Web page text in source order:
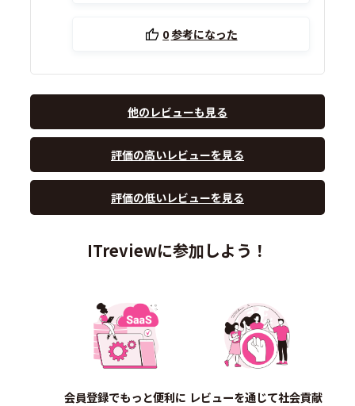
0参考になった
他のレビューも見る
評価の高いレビューを見る
評価の低いレビューを見る
ITreviewに参加しよう！
会員登録でもっと便利に レビューを通じて社会貢献